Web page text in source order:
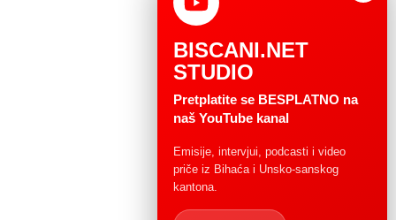
BISCANI.NET
STUDIO
Pretplatite se BESPLATNO na
naš YouTube kanal
Emisije, intervjui, podcasti i video
priče iz Bihaća i Unsko-sanskog
kantona.